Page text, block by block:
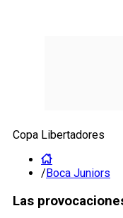
Copa Libertadores
/Boca Juniors
Las